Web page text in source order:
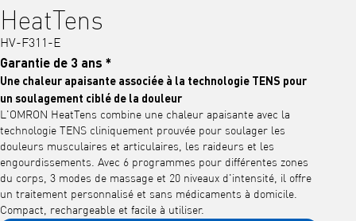
HeatTens
HV-F311-E
Garantie de 3 ans *
Une chaleur apaisante associée à la technologie TENS pour
un soulagement ciblé de la douleur
L'OMRON HeatTens combine une chaleur apaisante avec la
technologie TENS cliniquement prouvée pour soulager les
douleurs musculaires et articulaires, les raideurs et les
engourdissements. Avec 6 programmes pour différentes zones
du corps, 3 modes de massage et 20 niveaux d'intensité, il offre
un traitement personnalisé et sans médicaments à domicile.
Compact, rechargeable et facile à utiliser.